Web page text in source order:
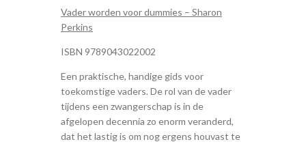
Vader worden voor dummies – Sharon
Perkins
ISBN 9789043022002
Een praktische, handige gids voor
toekomstige vaders. De rol van de vader
tijdens een zwangerschap is in de
afgelopen decennia zo enorm veranderd,
dat het lastig is om nog ergens houvast te